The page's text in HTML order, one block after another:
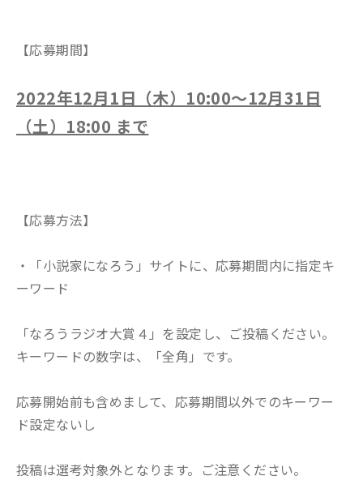
【応募期間】
2022年12月1日（木）10:00～12月31日
（土）18:00 まで
【応募方法】
・「小説家になろう」サイトに、応募期間内に指定キ
ーワード
「なろうラジオ大賞４」を設定し、ご投稿ください。
キーワードの数字は、「全角」です。
応募開始前も含めまして、応募期間以外でのキーワー
ド設定ないし
投稿は選考対象外となります。ご注意ください。